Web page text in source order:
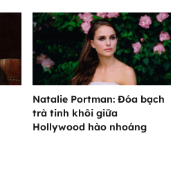
Natalie Portman: Đóa bạch
trà tinh khôi giữa
Hollywood hào nhoáng